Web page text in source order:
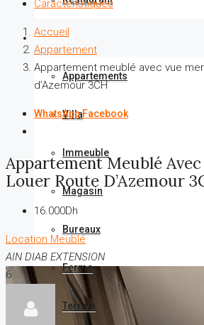
Location
Appartements
Villa
Immeuble
Magasin
Bureaux
Ferme
Terrain
Caractéristiques
Accueil
Appartement
Appartement meublé avec vue
d’Azemour 3CH
WhatsApp Facebook
Appartement Meublé
Louer Route D’Azemour
16.000Dh
Location Meublé
AIN DIAB EXTENSION
6